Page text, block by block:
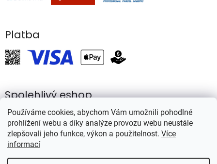
Používáme cookies, abychom Vám umožnili pohodlné
prohlížení webu a díky analýze provozu webu neustále
zlepšovali jeho funkce, výkon a použitelnost. Více
informací
Platba
Spolehlivý eshop
Vytvořil Shoptet